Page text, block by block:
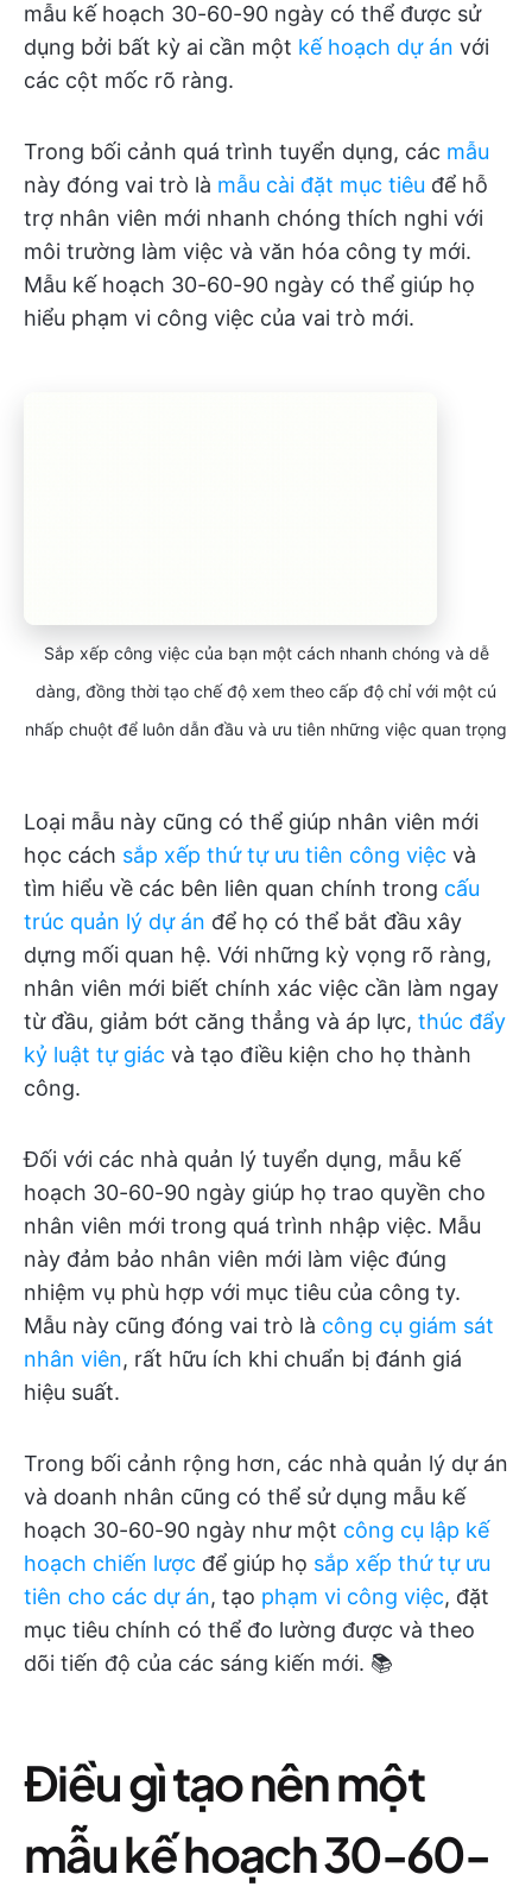
mẫu kế hoạch 30-60-90 ngày có thể được sử
dụng bởi bất kỳ ai cần một kế hoạch dự án với
các cột mốc rõ ràng.
Trong bối cảnh quá trình tuyển dụng, các mẫu
này đóng vai trò là mẫu cài đặt mục tiêu để hỗ
trợ nhân viên mới nhanh chóng thích nghi với
môi trường làm việc và văn hóa công ty mới.
Mẫu kế hoạch 30-60-90 ngày có thể giúp họ
hiểu phạm vi công việc của vai trò mới.
Sắp xếp công việc của bạn một cách nhanh chóng và dễ
dàng, đồng thời tạo chế độ xem theo cấp độ chỉ với một cú
nhấp chuột để luôn dẫn đầu và ưu tiên những việc quan trọng
Loại mẫu này cũng có thể giúp nhân viên mới
học cách sắp xếp thứ tự ưu tiên công việc và
tìm hiểu về các bên liên quan chính trong cấu
trúc quản lý dự án để họ có thể bắt đầu xây
dựng mối quan hệ. Với những kỳ vọng rõ ràng,
nhân viên mới biết chính xác việc cần làm ngay
từ đầu, giảm bớt căng thẳng và áp lực, thúc đẩy
kỷ luật tự giác và tạo điều kiện cho họ thành
công.
Đối với các nhà quản lý tuyển dụng, mẫu kế
hoạch 30-60-90 ngày giúp họ trao quyền cho
nhân viên mới trong quá trình nhập việc. Mẫu
này đảm bảo nhân viên mới làm việc đúng
nhiệm vụ phù hợp với mục tiêu của công ty.
Mẫu này cũng đóng vai trò là công cụ giám sát
nhân viên, rất hữu ích khi chuẩn bị đánh giá
hiệu suất.
Trong bối cảnh rộng hơn, các nhà quản lý dự án
và doanh nhân cũng có thể sử dụng mẫu kế
hoạch 30-60-90 ngày như một công cụ lập kế
hoạch chiến lược để giúp họ sắp xếp thứ tự ưu
tiên cho các dự án, tạo phạm vi công việc, đặt
mục tiêu chính có thể đo lường được và theo
dõi tiến độ của các sáng kiến mới. 📚
Điều gì tạo nên một
mẫu kế hoạch 30-60-